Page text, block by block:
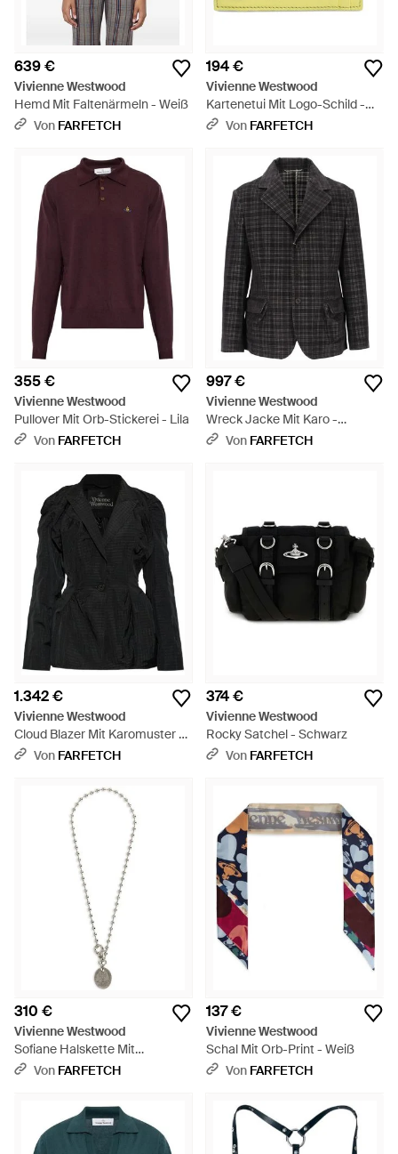
639 €
Vivienne Westwood
Hemd Mit Faltenärmeln - Weiß
Von FARFETCH
194 €
Vivienne Westwood
Kartenetui Mit Logo-Schild -
GelbVon FARFETCH
355 €
Vivienne Westwood
Pullover Mit Orb-Stickerei - Lila
Von FARFETCH
997 €
Vivienne Westwood
Wreck Jacke Mit Karo -
Schwarz
Von FARFETCH
1.342 €
Vivienne Westwood
Cloud Blazer Mit Karomuster -
Schwarz
Von FARFETCH
374 €
Vivienne Westwood
Rocky Satchel - Schwarz
Von FARFETCH
310 €
Vivienne Westwood
Sofiane Halskette Mit
Anhänger - Weiß
Von FARFETCH
137 €
Vivienne Westwood
Schal Mit Orb-Print - Weiß
Von FARFETCH